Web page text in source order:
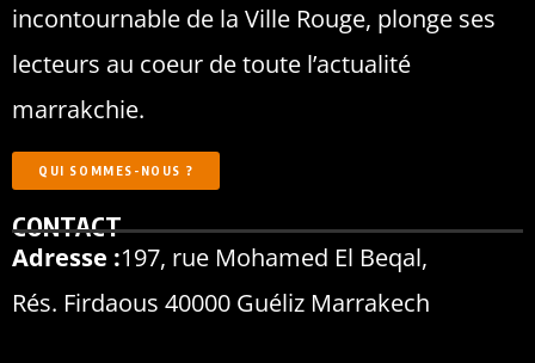
incontournable de la Ville Rouge, plonge ses
lecteurs au coeur de toute l’actualité
marrakchie.
QUI SOMMES-NOUS ?
CONTACT
Adresse :197, rue Mohamed El Beqal,
Rés. Firdaous 40000 Guéliz Marrakech